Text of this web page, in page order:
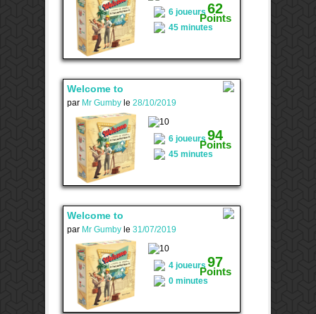
62
Points
6 joueurs
45 minutes
Welcome to
par Mr Gumby le 28/10/2019
94
Points
6 joueurs
45 minutes
Welcome to
par Mr Gumby le 31/07/2019
97
Points
4 joueurs
0 minutes